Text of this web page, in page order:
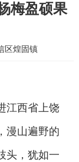
梅盈硕果
区煌固镇
江西省上饶
漫山遍野的
头，犹如一